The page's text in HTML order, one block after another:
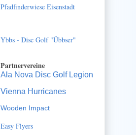
Pfadfinderwiese Eisenstadt
Ybbs - Disc Golf "Übbser"
Partnervereine
Ala Nova Disc Golf Legion
Vienna Hurricanes
Wooden Impact
Easy Flyers